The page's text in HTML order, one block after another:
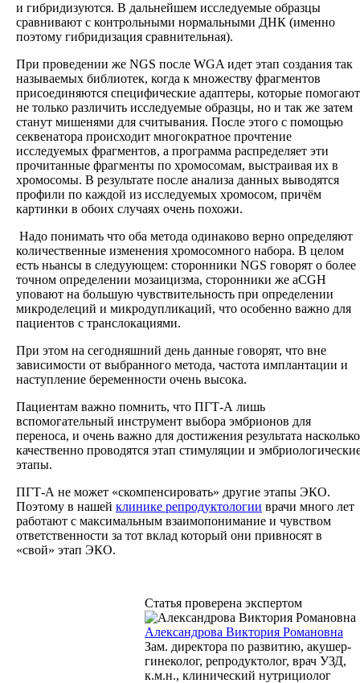
и гибридизуются. В дальнейшем исследуемые образцы
сравнивают с контрольными нормальными ДНК (именно
поэтому гибридизация сравнительная).
При проведении же NGS после WGA идет этап создания так
называемых библиотек, когда к множеству фрагментов
присоединяются специфические адаптеры, которые помогают
не только различить исследуемые образцы, но и так же затем
станут мишенями для считывания. После этого с помощью
секвенатора происходит многократное прочтение
исследуемых фрагментов, а программа распределяет эти
прочитанные фрагменты по хромосомам, выстраивая их в
хромосомы. В результате после анализа данных выводятся
профили по каждой из исследуемых хромосом, причём
картинки в обоих случаях очень похожи.
Надо понимать что оба метода одинаково верно определяют
количественные изменения хромосомного набора. В целом
есть ньансы в следуующем: сторонники NGS говорят о более
точном определении мозаицизма, сторонники же aCGH
уповают на большую чувствительность при определении
микроделеций и микродупликаций, что особенно важно для
пациентов с транслокациями.
При этом на сегодняшний день данные говорят, что вне
зависимости от выбранного метода, частота имплантации и
наступление беременности очень высока.
Пациентам важно помнить, что ПГТ-А лишь
вспомогательный инструмент выбора эмбрионов для
переноса, и очень важно для достижения результата насколько
качественно проводятся этап стимуляции и
этапы.
ПГТ-А не может «скомпенсировать» другие этапы ЭКО.
Поэтому в нашей клинике репродуктологии врачи много лет
работают с максимальным взаимопонимание и чувством
ответственности за тот вклад который они привносят в
«свой» этап ЭКО.
Статья проверена экспертом
Александрова Виктория Романовна
Зам. директора по развитию, акушер-
гинеколог, репродуктолог, врач УЗД,
к.м.н., клинический нутрициолог